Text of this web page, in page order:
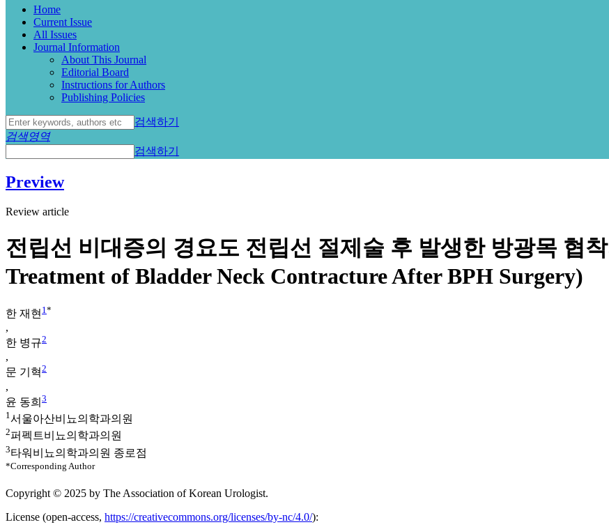
Home
Current Issue
All Issues
Journal Information
About This Journal
Editorial Board
Instructions for Authors
Publishing Policies
검색하기
검색영역
검색하기
Preview
Review article
전립선 비대증의 경요도 전립선 절제술 후 발생한 방광목 협
Treatment of Bladder Neck Contracture After BPH Surgery)
한 재현 1 *
,
한 병규2
,
문 기혁2
,
윤 동희 3
1 서울아산비뇨의학과의원
2퍼펙트비뇨의학과의원
3타워비뇨의학과의원 종로점
*Corresponding Author
Copyright © 2025 by The Association of Korean Urologist.
License (open-access, https://creativecommons.org/licenses/by-nc/4.0/):